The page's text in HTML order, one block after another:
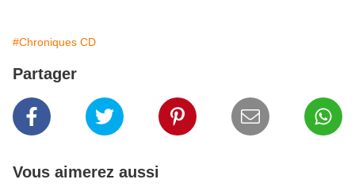
#Chroniques CD
Partager
Vous aimerez aussi